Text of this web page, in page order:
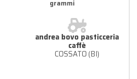
grammi
andrea bovo pasticceria
caffè
COSSATO (BI)